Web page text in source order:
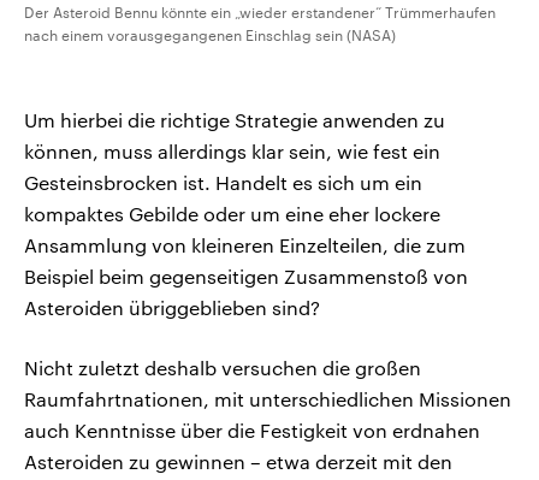
Der Asteroid Bennu könnte ein „wieder erstandener“ Trümmerhaufen
nach einem vorausgegangenen Einschlag sein (NASA)
Um hierbei die richtige Strategie anwenden zu
können, muss allerdings klar sein, wie fest ein
Gesteinsbrocken ist. Handelt es sich um ein
kompaktes Gebilde oder um eine eher lockere
Ansammlung von kleineren Einzelteilen, die zum
Beispiel beim gegenseitigen Zusammenstoß von
Asteroiden übriggeblieben sind?
Nicht zuletzt deshalb versuchen die großen
Raumfahrtnationen, mit unterschiedlichen Missionen
auch Kenntnisse über die Festigkeit von erdnahen
Asteroiden zu gewinnen – etwa derzeit mit den